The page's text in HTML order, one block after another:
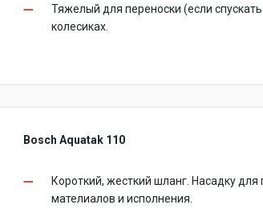
Тяжелый для переноски (если
колесиках.
Bosch Aquatak 110
Короткий, жесткий шланг. Насадку
мателиалов и исполнения.